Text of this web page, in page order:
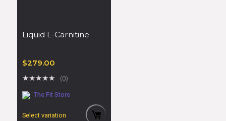
Liquid L-Carnitine
$279.00
★★★★★ (0)
The Fit Store
Select variation